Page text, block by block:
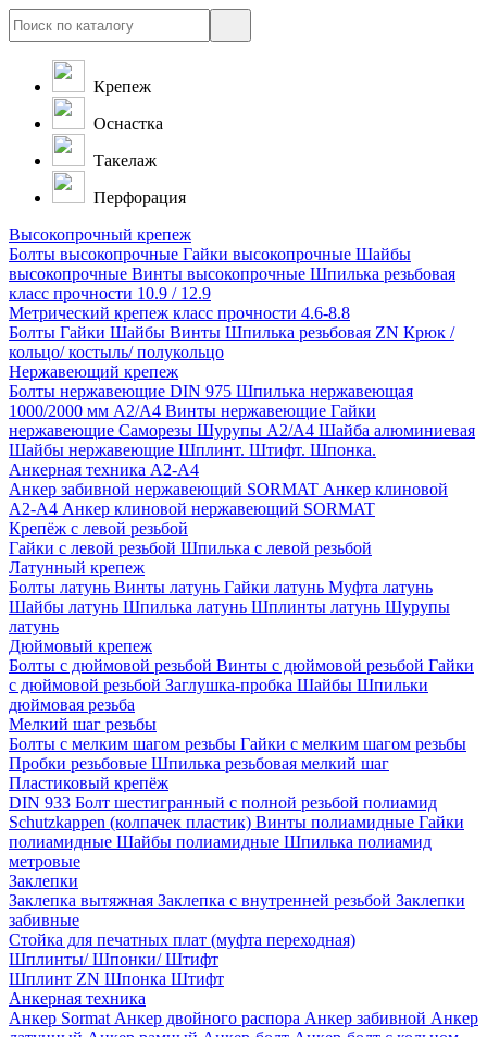
Крепеж
Оснастка
Такелаж
Перфорация
Высокопрочный крепеж
Болты высокопрочные Гайки высокопрочные Шайбы
высокопрочные Винты высокопрочные Шпилька резьбовая
класс прочности 10.9 / 12.9
Метрический крепеж класс прочности 4.6-8.8
Болты Гайки Шайбы Винты Шпилька резьбовая ZN Крюк /
кольцо/ костыль/ полукольцо
Нержавеющий крепеж
Болты нержавеющие DIN 975 Шпилька нержавеющая
1000/2000 мм А2/А4 Винты нержавеющие Гайки
нержавеющие Саморезы Шурупы А2/А4 Шайба алюминиевая
Шайбы нержавеющие Шплинт. Штифт. Шпонка.
Анкерная техника А2-А4
Анкер забивной нержавеющий SORMAT Анкер клиновой
A2-A4 Анкер клиновой нержавеющий SORMAT
Крепёж с левой резьбой
Гайки с левой резьбой Шпилька с левой резьбой
Латунный крепеж
Болты латунь Винты латунь Гайки латунь Муфта латунь
Шайбы латунь Шпилька латунь Шплинты латунь Шурупы
латунь
Дюймовый крепеж
Болты с дюймовой резьбой Винты с дюймовой резьбой Гайки
с дюймовой резьбой Заглушка-пробка Шайбы Шпильки
дюймовая резьба
Мелкий шаг резьбы
Болты с мелким шагом резьбы Гайки с мелким шагом резьбы
Пробки резьбовые Шпилька резьбовая мелкий шаг
Пластиковый крепёж
DIN 933 Болт шестигранный с полной резьбой полиамид
Schutzkappen (колпачек пластик) Винты полиамидные Гайки
полиамидные Шайбы полиамидные Шпилька полиамид
метровые
Заклепки
Заклепка вытяжная Заклепка с внутренней резьбой Заклепки
забивные
Стойка для печатных плат (муфта переходная)
Шплинты/ Шпонки/ Штифт
Шплинт ZN Шпонка Штифт
Анкерная техника
Анкер Sormat Анкер двойного распора Анкер забивной Анкер